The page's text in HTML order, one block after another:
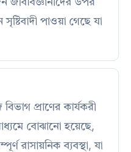
উপর
পাওয়া গেছে যা
প্রাণের কার্যকরী
বোঝানো হয়েছে,
রাসায়নিক ব্যবস্থা, যা